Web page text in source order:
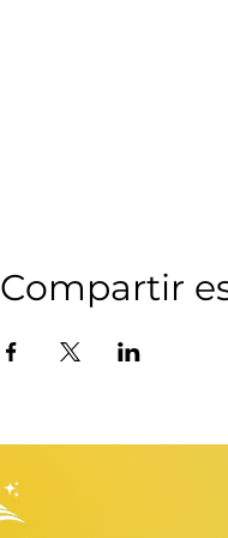
Compartir